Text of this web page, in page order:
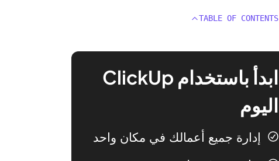
TABLE OF CONTENTS
ابدأ باستخدام ClickUp
اليوم
إدارة جميع أعمالك في مكان واحد